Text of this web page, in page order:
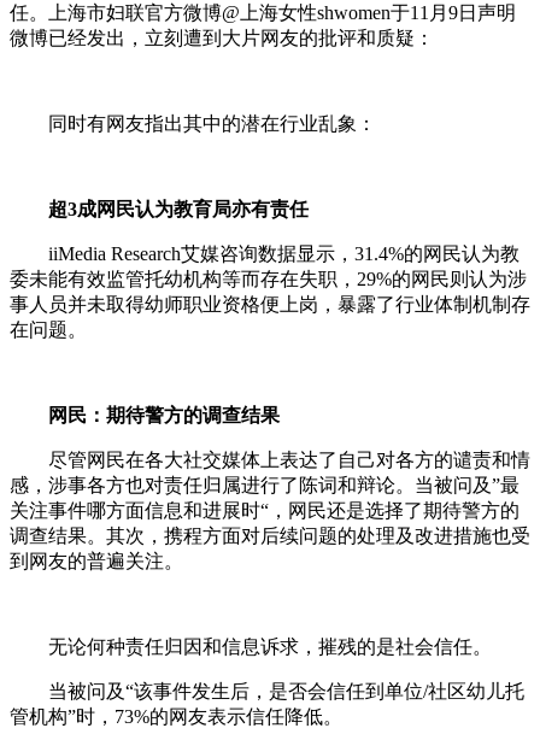
任。上海市妇联官方微博@上海女性shwomen于11月9日声明
微博已经发出，立刻遭到大片网友的批评和质疑：
同时有网友指出其中的潜在行业乱象：
超3成网民认为教育局亦有责任
iiMedia Research艾媒咨询数据显示，31.4%的网民认为教
委未能有效监管托幼机构等而存在失职，29%的网民则认为涉
事人员并未取得幼师职业资格便上岗，暴露了行业体制机制存
在问题。
网民：期待警方的调查结果
尽管网民在各大社交媒体上表达了自己对各方的谴责和情
感，涉事各方也对责任归属进行了陈词和辩论。当被问及”最
关注事件哪方面信息和进展时“，网民还是选择了期待警方的
调查结果。其次，携程方面对后续问题的处理及改进措施也受
到网友的普遍关注。
无论何种责任归因和信息诉求，摧残的是社会信任。
当被问及“该事件发生后，是否会信任到单位/社区幼儿托
管机构”时，73%的网友表示信任降低。